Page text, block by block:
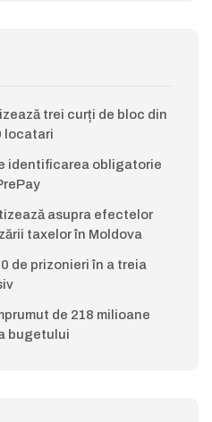
trei curți de bloc din
locatari
identificarea obligatorie
asupra efectelor
taxelor în Moldova
de prizonieri în a treia
de 218 milioane
bugetului